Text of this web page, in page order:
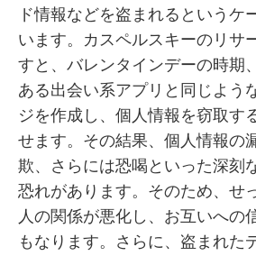
ド情報などを盗まれるというケ
います。カスペルスキーのリサ
すと、バレンタインデーの時期
ある出会い系アプリと同じよう
ジを作成し、個人情報を窃取す
せます。その結果、個人情報の
欺、さらには恐喝といった深刻
恐れがあります。そのため、せ
人の関係が悪化し、お互いへの
もなります。さらに、盗まれた